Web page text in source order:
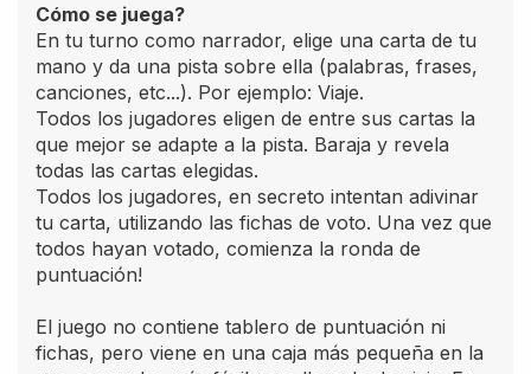
Cómo se juega?
En tu turno como narrador, elige una carta de tu
mano y da una pista sobre ella (palabras, frases,
canciones, etc...). Por ejemplo: Viaje.
Todos los jugadores eligen de entre sus cartas la
que mejor se adapte a la pista. Baraja y revela
todas las cartas elegidas.
Todos los jugadores, en secreto intentan adivinar
tu carta, utilizando las fichas de voto. Una vez que
todos hayan votado, comienza la ronda de
puntuación!
El juego no contiene tablero de puntuación ni
fichas, pero viene en una caja más pequeña en la